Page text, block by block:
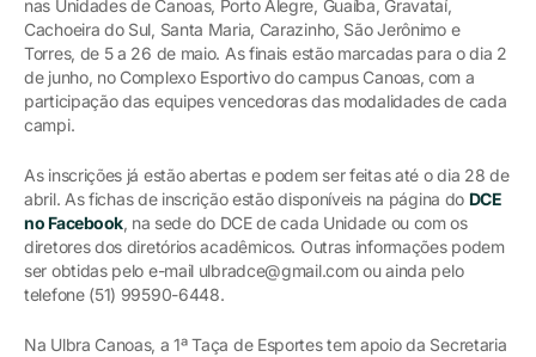
nas Unidades de Canoas, Porto Alegre, Guaíba, Gravataí,
Cachoeira do Sul, Santa Maria, Carazinho, São Jerônimo e
Torres, de 5 a 26 de maio. As finais estão marcadas para o dia 2
de junho, no Complexo Esportivo do campus Canoas, com a
participação das equipes vencedoras das modalidades de cada
campi.
As inscrições já estão abertas e podem ser feitas até o dia 28 de
abril. As fichas de inscrição estão disponíveis na página do DCE
no Facebook, na sede do DCE de cada Unidade ou com os
diretores dos diretórios acadêmicos. Outras informações podem
ser obtidas pelo e-mail ulbradce@gmail.com ou ainda pelo
telefone (51) 99590-6448.
Na Ulbra Canoas, a 1ª Taça de Esportes tem apoio da Secretaria